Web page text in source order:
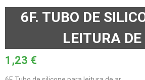
6F. TUBO DE
LEITURA
1,23 €